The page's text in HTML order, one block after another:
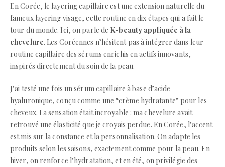
En Corée, le layering capillaire est une extension naturelle du
fameux layering visage, cette routine en dix étapes qui a fait le
tour du monde. Ici, on parle de K-beauty appliquée à la
chevelure. Les Coréennes n’hésitent pas à intégrer dans leur
routine capillaire des sérums enrichis en actifs innovants,
inspirés directement du soin de la peau.
J’ai testé une fois un sérum capillaire à base d’acide
hyaluronique, conçu comme une “crème hydratante” pour les
cheveux. La sensation était incroyable : ma chevelure avait
retrouvé une élasticité que je croyais perdue. En Corée, l’accent
est mis sur la constance et la personnalisation. On adapte les
produits selon les saisons, exactement comme pour la peau. En
hiver, on renforce l’hydratation, et en été, on privilégie des